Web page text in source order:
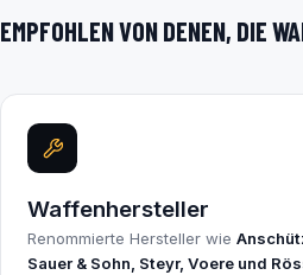
EMPFOHLEN VON DENEN, DIE
Waffenhersteller
Renommierte Hersteller wie
Sauer & Sohn, Steyr, Voere und